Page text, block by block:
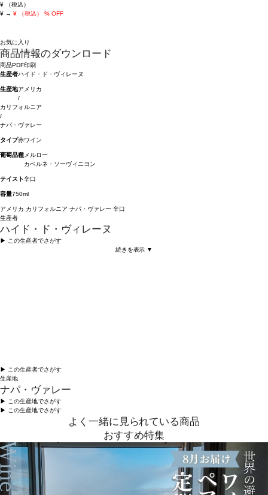
¥
（税込）
¥ → ¥ （税込） % OFF
お気に入り
商品情報のダウンロード
商品PDF印刷
生産者ハイド・ド・ヴィレーヌ
生産地アメリカ
/
カリフォルニア
/
ナパ・ヴァレー
タイプ赤ワイン
葡萄品種メルロー
カベルネ・ソーヴィニヨン
テイスト辛口
容量750ml
アメリカ カリフォルニア ナパ・ヴァレー 辛口
生産者
ハイド・ド・ヴィレーヌ
▶︎ この生産者でさがす
続きを表示 ▼
▶︎ この生産者でさがす
生産地
ナパ・ヴァレー
▶︎ この生産地でさがす
▶︎ この生産地でさがす
よく一緒に見られている商品
おすすめ特集